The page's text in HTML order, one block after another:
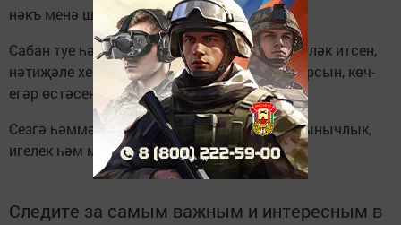
нәкъ менә шунда сынала.
Сабан туе һәрберебезгә матур тәэсирләр бүләк итсен,
нәтиҗәле хезмәткә, бердәмлеккә рухландырсын, көч-
егәр өстәсен!
Сезгә һәммәгезгә нык сәламәтлек, бәхет, тынычлык,
игелек һәм муллык телим.
Следите за самым важным и интересным в